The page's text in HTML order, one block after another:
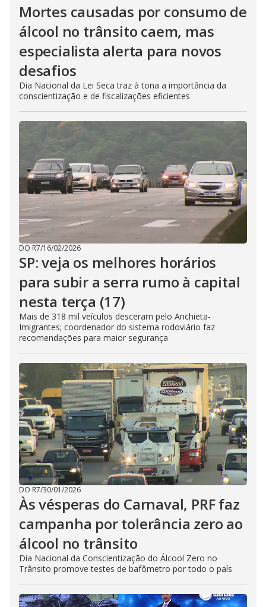
Mortes causadas por consumo de
álcool no trânsito caem, mas
especialista alerta para novos
desafios
Dia Nacional da Lei Seca traz à tona a importância da
conscientização e de fiscalizações eficientes
DO R7/16/02/2026
SP: veja os melhores horários
para subir a serra rumo à capital
nesta terça (17)
Mais de 318 mil veículos desceram pelo Anchieta-
Imigrantes; coordenador do sistema rodoviário faz
recomendações para maior segurança
DO R7/30/01/2026
Às vésperas do Carnaval, PRF faz
campanha por tolerância zero ao
álcool no trânsito
Dia Nacional da Conscientização do Álcool Zero no
Trânsito promove testes de bafômetro por todo o país